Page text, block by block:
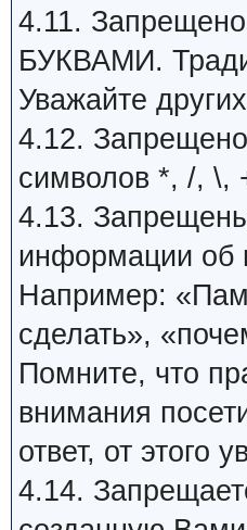
4.11.
БУКВАМИ.
Уважайте
4.12.
символов *, /, \,
4.13.
информации об
Например:
сделать»,
Помните, что
внимания
ответ, от этого
4.14.